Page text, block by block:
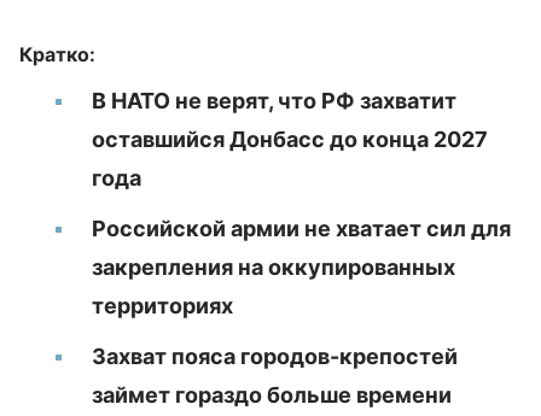
Кратко:
В НАТО не верят, что РФ захватит
оставшийся Донбасс до конца 2027
года
Российской армии не хватает сил для
закрепления на оккупированных
территориях
Захват пояса городов-крепостей
займет гораздо больше времени